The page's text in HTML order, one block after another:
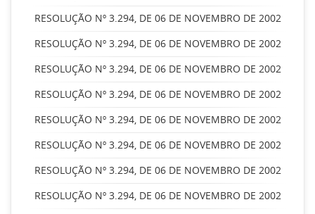
RESOLUÇÃO Nº 3.294, DE 06 DE NOVEMBRO DE 2002
RESOLUÇÃO Nº 3.294, DE 06 DE NOVEMBRO DE 2002
RESOLUÇÃO Nº 3.294, DE 06 DE NOVEMBRO DE 2002
RESOLUÇÃO Nº 3.294, DE 06 DE NOVEMBRO DE 2002
RESOLUÇÃO Nº 3.294, DE 06 DE NOVEMBRO DE 2002
RESOLUÇÃO Nº 3.294, DE 06 DE NOVEMBRO DE 2002
RESOLUÇÃO Nº 3.294, DE 06 DE NOVEMBRO DE 2002
RESOLUÇÃO Nº 3.294, DE 06 DE NOVEMBRO DE 2002